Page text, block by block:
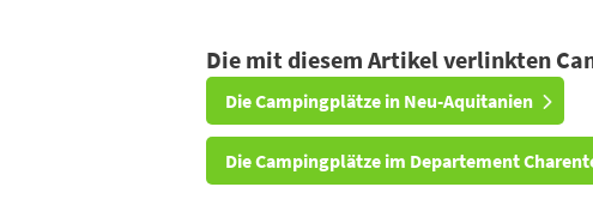
Die mit diesem Artikel verlinkten
Die Campingplätze in Neu-Aquitanien
Die Campingplätze im Departement